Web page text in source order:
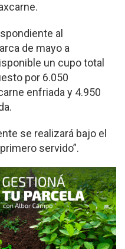
al
de mayo a
un cupo total
por 6.050
enfriada y 4.950
se realizará bajo el
servido”.